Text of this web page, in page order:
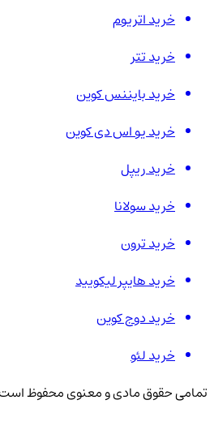
خرید اتریوم
خرید تتر
خرید بایننس کوین
خرید یو اس دی کوین
خرید ریپل
خرید سولانا
خرید ترون
خرید هایپر لیکویید
خرید دوج کوین
خرید لئو
تمامی حقوق مادی و معنوی محفوظ است.